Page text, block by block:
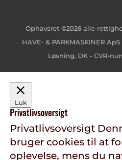
Ophavsret ©2026 alle
HAVE- & PARKMASKINER
Løsning, DK - CVR-
Luk
Privatlivsoversigt
Privatlivsoversigt
bruger cookies til at
oplevelse, mens du